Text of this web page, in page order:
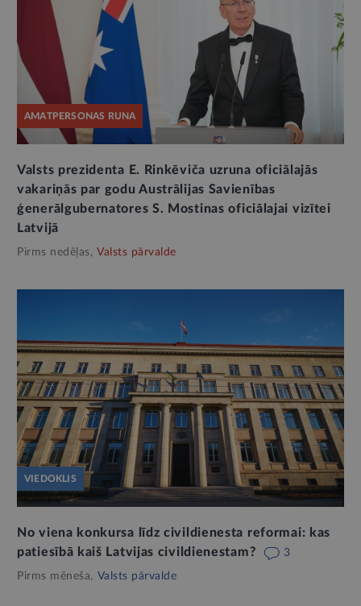
AMATPERSONAS RUNA
Valsts prezidenta E. Rinkēviča uzruna oficiālajās
vakariņās par godu Austrālijas Savienības
ģenerālgubernatores S. Mostinas oficiālajai vizītei
Latvijā
Pirms nedēļas, Valsts pārvalde
VIEDOKLIS
No viena konkursa līdz civildienesta reformai: kas
patiesībā kaiš Latvijas civildienestam?
3
Pirms mēneša, Valsts pārvalde